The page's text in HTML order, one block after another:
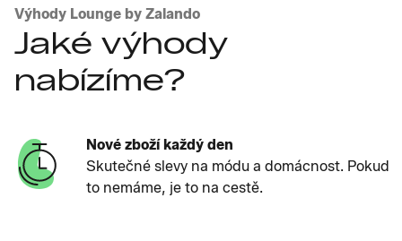
Výhody Lounge by Zalando
Jaké výhody
nabízíme?
Nové zboží každý den
Skutečné slevy na módu a domácnost. Pokud
to nemáme, je to na cestě.